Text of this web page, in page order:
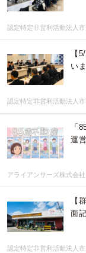
認定特定非営利活動法人
【
い
認定特定非営利活動法人
「
運
アライアンサーズ株式会社
【
面
認定特定非営利活動法人